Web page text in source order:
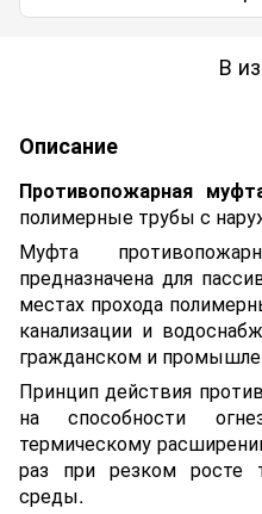
В
Описание
Противопожарная
полимерные трубы с
Муфта
предназначена для
местах прохода
канализации и
гражданском и
Принцип действия
на способности
термическому
раз при резком росте
среды.